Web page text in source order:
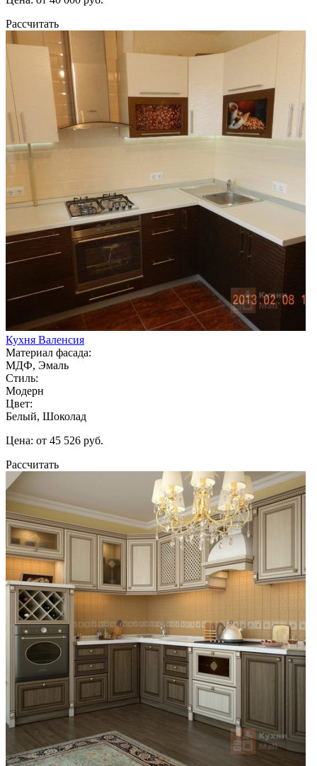
Рассчитать
Кухня Валенсия
Материал фасада:
МДФ, Эмаль
Стиль:
Модерн
Цвет:
Белый, Шоколад
Цена: от 45 526 руб.
Рассчитать